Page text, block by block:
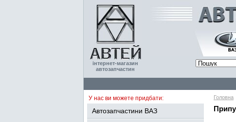
інтернет-магазин
автозапчастин
У нас ви можете придбати:
Автозапчастини ВАЗ
Головна